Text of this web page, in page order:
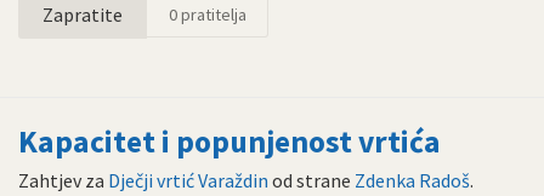
Zapratite 0pratitelja
Kapacitet i popunjenost vrtića
Zahtjev za Dječji vrtić Varaždin od strane Zdenka Radoš.